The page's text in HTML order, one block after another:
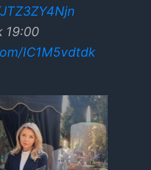
19:00
IC1M5vdtdk